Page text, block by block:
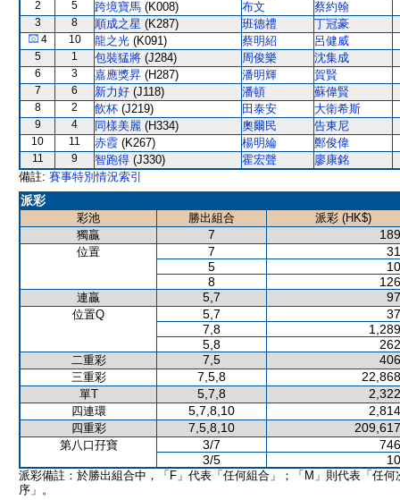
2 5 跨境寶馬 (K008) 布文 蔡約翰
3 8 順成之星 (K287) 班德禮 丁冠豪
4 10 龍之光 (K091) 蔡明紹 呂健威
5 1 包裝猛將 (J284) 周俊樂 沈集成
6 3 嘉應獎昇 (H287) 潘明輝 賀賢
7 6 新力好 (J118) 潘頓 蘇偉賢
8 2 飲杯 (J219) 田泰安 大衛希斯
9 4 同樣美麗 (H334) 奧爾民 告東尼
10 11 赤霞 (K267) 楊明綸 鄭俊偉
11 9 智跑得 (J330) 霍宏聲
廖康銘
備註: 賽事特別情況索引
派彩
彩池 勝出組合
派彩 (HK$)
獨贏
7
位置 7
5
8
連贏 5,7
位置Q 5,7
7,8
5,8
二重彩 7,5
三重彩 7,5,8
單T 5,7,8
四連環 5,7,8,10
四重彩 7,5,8,10
第八口孖寶 3/7
3/5
派彩備註：於勝出組合中，「F」代表「任何組合」；「M」則代表「任何
序」。